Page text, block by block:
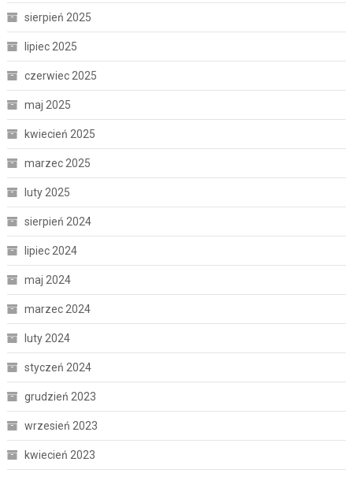
sierpień 2025
lipiec 2025
czerwiec 2025
maj 2025
kwiecień 2025
marzec 2025
luty 2025
sierpień 2024
lipiec 2024
maj 2024
marzec 2024
luty 2024
styczeń 2024
grudzień 2023
wrzesień 2023
kwiecień 2023